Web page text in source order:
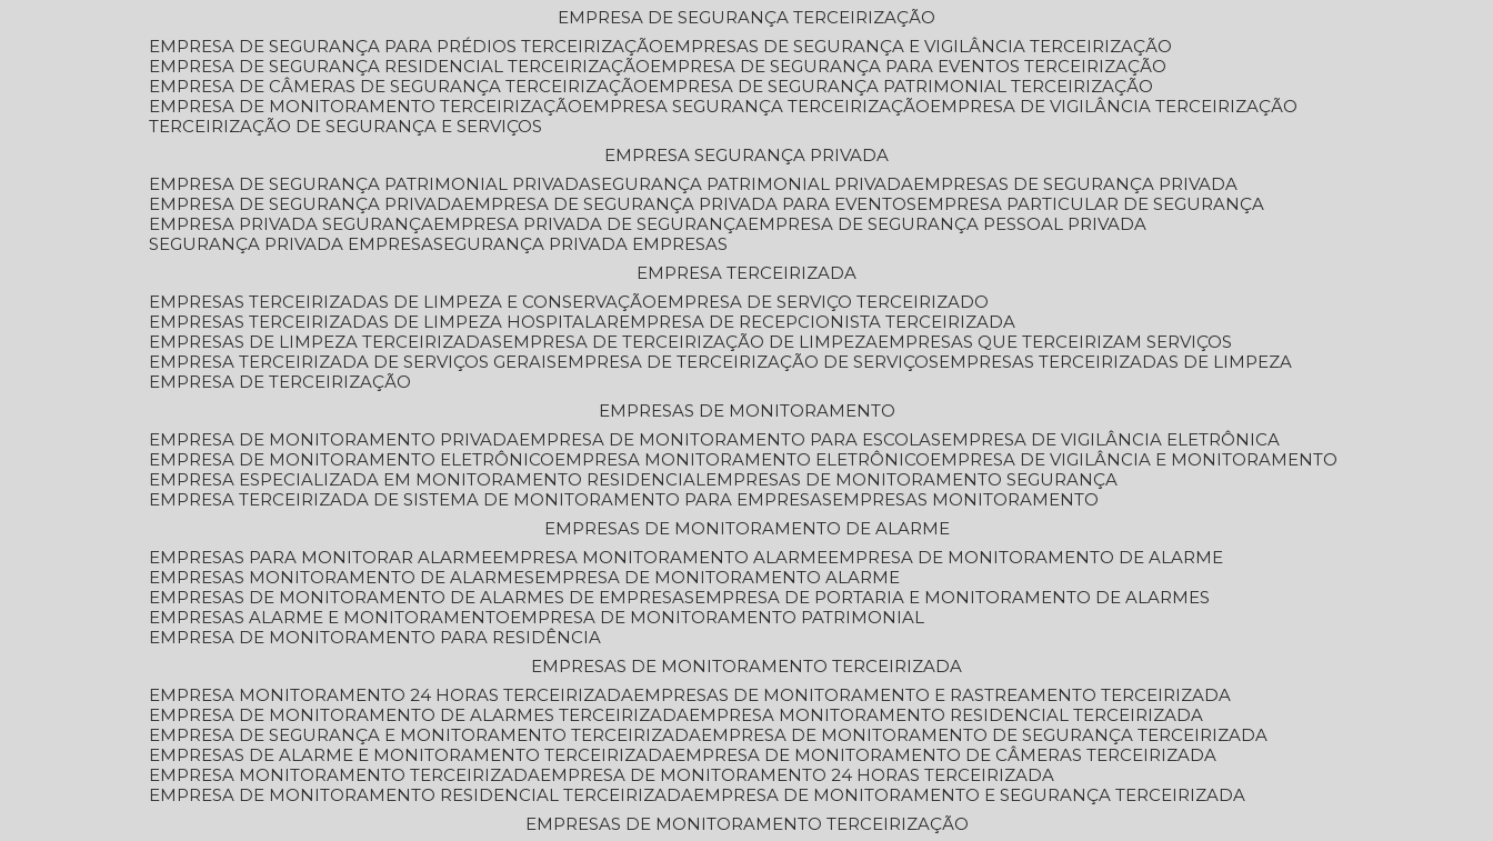
EMPRESA DE SEGURANÇA TERCEIRIZAÇÃO
EMPRESA DE SEGURANÇA PARA PRÉDIOS TERCEIRIZAÇÃO
EMPRESAS DE SEGURANÇA E VIGILÂNCIA TERCEIRIZAÇÃO
EMPRESA DE SEGURANÇA RESIDENCIAL TERCEIRIZAÇÃO
EMPRESA DE SEGURANÇA PARA EVENTOS TERCEIRIZAÇÃO
EMPRESA DE CÂMERAS DE SEGURANÇA TERCEIRIZAÇÃO
EMPRESA DE SEGURANÇA PATRIMONIAL TERCEIRIZAÇÃO
EMPRESA DE MONITORAMENTO TERCEIRIZAÇÃO
EMPRESA SEGURANÇA TERCEIRIZAÇÃO
EMPRESA DE VIGILÂNCIA TERCEIRIZAÇÃO
TERCEIRIZAÇÃO DE SEGURANÇA E SERVIÇOS
EMPRESA SEGURANÇA PRIVADA
EMPRESA DE SEGURANÇA PATRIMONIAL PRIVADA SEGURANÇA PATRIMONIAL PRIVADA
EMPRESAS DE SEGURANÇA PRIVADA
EMPRESA DE SEGURANÇA PRIVADA
EMPRESA DE SEGURANÇA PRIVADA PARA EVENTOS
EMPRESA PARTICULAR DE SEGURANÇA
EMPRESA PRIVADA SEGURANÇA
EMPRESA PRIVADA DE SEGURANÇA
EMPRESA DE SEGURANÇA PESSOAL PRIVADA
SEGURANÇA PRIVADA EMPRESA SEGURANÇA PRIVADA EMPRESAS
EMPRESA TERCEIRIZADA
EMPRESAS TERCEIRIZADAS DE LIMPEZA E CONSERVAÇÃO
EMPRESA DE SERVIÇO TERCEIRIZADO
EMPRESAS TERCEIRIZADAS DE LIMPEZA HOSPITALAR
EMPRESA DE RECEPCIONISTA TERCEIRIZADA
EMPRESAS DE LIMPEZA TERCEIRIZADAS
EMPRESA DE TERCEIRIZAÇÃO DE LIMPEZA
EMPRESAS QUE TERCEIRIZAM SERVIÇOS
EMPRESA TERCEIRIZADA DE SERVIÇOS GERAIS
EMPRESA DE TERCEIRIZAÇÃO DE SERVIÇOS
EMPRESAS TERCEIRIZADAS DE LIMPEZA
EMPRESA DE TERCEIRIZAÇÃO
EMPRESAS DE MONITORAMENTO
EMPRESA DE MONITORAMENTO PRIVADA
EMPRESA DE MONITORAMENTO PARA ESCOLAS
EMPRESA DE VIGILÂNCIA ELETRÔNICA
EMPRESA DE MONITORAMENTO ELETRÔNICO
EMPRESA MONITORAMENTO ELETRÔNICO
EMPRESA DE VIGILÂNCIA E MONITORAMENTO
EMPRESA ESPECIALIZADA EM MONITORAMENTO RESIDENCIAL
EMPRESAS DE MONITORAMENTO SEGURANÇA
EMPRESA TERCEIRIZADA DE SISTEMA DE MONITORAMENTO PARA EMPRESAS
EMPRESAS MONITORAMENTO
EMPRESAS DE MONITORAMENTO DE ALARME
EMPRESAS PARA MONITORAR ALARME
EMPRESA MONITORAMENTO ALARME
EMPRESA DE MONITORAMENTO DE ALARME
EMPRESAS MONITORAMENTO DE ALARMES
EMPRESA DE MONITORAMENTO ALARME
EMPRESAS DE MONITORAMENTO DE ALARMES DE EMPRESAS
EMPRESA DE PORTARIA E MONITORAMENTO DE ALARMES
EMPRESAS ALARME E MONITORAMENTO
EMPRESA DE MONITORAMENTO PATRIMONIAL
EMPRESA DE MONITORAMENTO PARA RESIDÊNCIA
EMPRESAS DE MONITORAMENTO TERCEIRIZADA
EMPRESA MONITORAMENTO 24 HORAS TERCEIRIZADA
EMPRESAS DE MONITORAMENTO E RASTREAMENTO TERCEIRIZADA
EMPRESA DE MONITORAMENTO DE ALARMES TERCEIRIZADA
EMPRESA MONITORAMENTO RESIDENCIAL TERCEIRIZADA
EMPRESA DE SEGURANÇA E MONITORAMENTO TERCEIRIZADA
EMPRESA DE MONITORAMENTO DE SEGURANÇA TERCEIRIZADA
EMPRESAS DE ALARME E MONITORAMENTO TERCEIRIZADA
EMPRESA DE MONITORAMENTO DE CÂMERAS TERCEIRIZADA
EMPRESA MONITORAMENTO TERCEIRIZADA
EMPRESA DE MONITORAMENTO 24 HORAS TERCEIRIZADA
EMPRESA DE MONITORAMENTO RESIDENCIAL TERCEIRIZADA
EMPRESA DE MONITORAMENTO E SEGURANÇA TERCEIRIZADA
EMPRESAS DE MONITORAMENTO TERCEIRIZAÇÃO